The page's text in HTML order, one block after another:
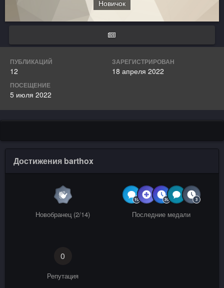
Новичок
ПУБЛИКАЦИЙ
12
ЗАРЕГИСТРИРОВАН
18 апреля 2022
ПОСЕЩЕНИЕ
5 июля 2022
Достижения barthox
Новобранец (2/14) Последние медали
0
Репутация